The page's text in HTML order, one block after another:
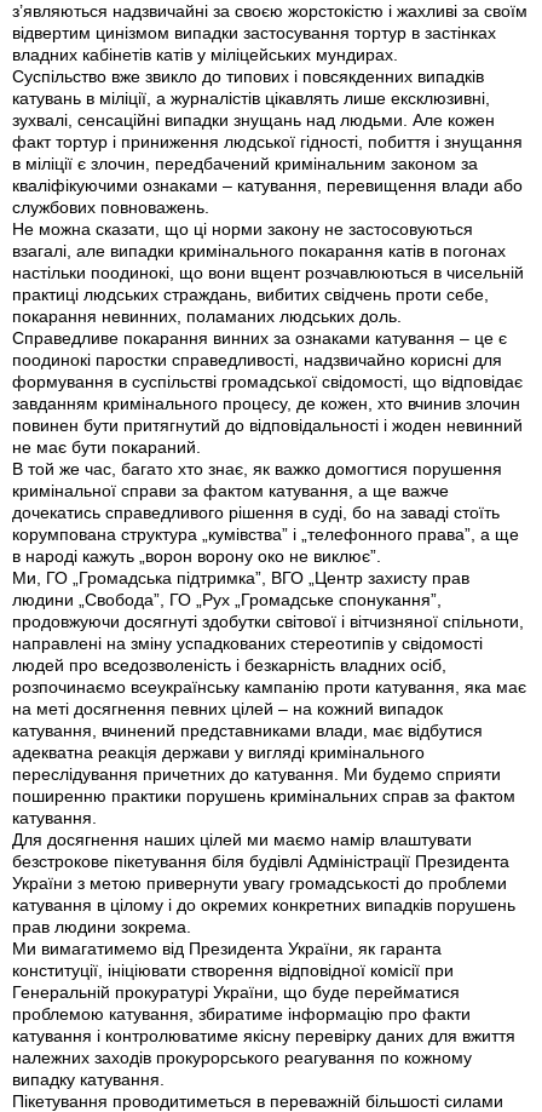
з’являються надзвичайні за своєю жорстокістю і жахливі за своїм
відвертим цинізмом випадки застосування тортур в застінках
владних кабінетів катів у міліцейських мундирах.
Суспільство вже звикло до типових і повсякденних випадків
катувань в міліції, а журналістів цікавлять лише ексклюзивні,
зухвалі, сенсаційні випадки знущань над людьми. Але кожен
факт тортур і приниження людської гідності, побиття і знущання
в міліції є злочин, передбачений кримінальним законом за
кваліфікуючими ознаками – катування, перевищення влади або
службових повноважень.
Не можна сказати, що ці норми закону не застосовуються
взагалі, але випадки кримінального покарання катів в погонах
настільки поодинокі, що вони вщент розчавлюються в чисельній
практиці людських страждань, вибитих свідчень проти себе,
покарання невинних, поламаних людських доль.
Справедливе покарання винних за ознаками катування – це є
поодинокі паростки справедливості, надзвичайно корисні для
формування в суспільстві громадської свідомості, що відповідає
завданням кримінального процесу, де кожен, хто вчинив злочин
повинен бути притягнутий до відповідальності і жоден невинний
не має бути покараний.
В той же час, багато хто знає, як важко домогтися порушення
кримінальної справи за фактом катування, а ще важче
дочекатись справедливого рішення в суді, бо на заваді стоїть
корумпована структура „кумівства” і „телефонного права”, а ще
в народі кажуть „ворон ворону око не виклює”.
Ми, ГО „Громадська підтримка”, ВГО „Центр захисту прав
людини „Свобода”, ГО „Рух „Громадське спонукання”,
продовжуючи досягнуті здобутки світової і вітчизняної спільноти,
направлені на зміну успадкованих стереотипів у свідомості
людей про вседозволеність і безкарність владних осіб,
розпочинаємо всеукраїнську кампанію проти катування, яка має
на меті досягнення певних цілей – на кожний випадок
катування, вчинений представниками влади, має відбутися
адекватна реакція держави у вигляді кримінального
переслідування причетних до катування. Ми будемо сприяти
поширенню практики порушень кримінальних справ за фактом
катування.
Для досягнення наших цілей ми маємо намір влаштувати
безстрокове пікетування біля будівлі Адміністрації Президента
України з метою привернути увагу громадськості до проблеми
катування в цілому і до окремих конкретних випадків порушень
прав людини зокрема.
Ми вимагатимемо від Президента України, як гаранта
конституції, ініціювати створення відповідної комісії при
Генеральній прокуратурі України, що буде перейматися
проблемою катування, збиратиме інформацію про факти
катування і контролюватиме якісну перевірку даних для вжиття
належних заходів прокурорського реагування по кожному
випадку катування.
Пікетування проводитиметься в переважній більшості силами